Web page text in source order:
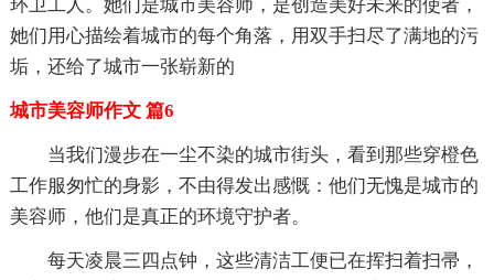
环卫工人。她们是城市美容师，是创造美好未来的使者，
她们用心描绘着城市的每个角落，用双手扫尽了满地的污
垢，还给了城市一张崭新的
城市美容师作文 篇6
当我们漫步在一尘不染的城市街头，看到那些穿橙色
工作服匆忙的身影，不由得发出感慨：他们无愧是城市的
美容师，他们是真正的环境守护者。
每天凌晨三四点钟，这些清洁工便已在挥扫着扫帚，